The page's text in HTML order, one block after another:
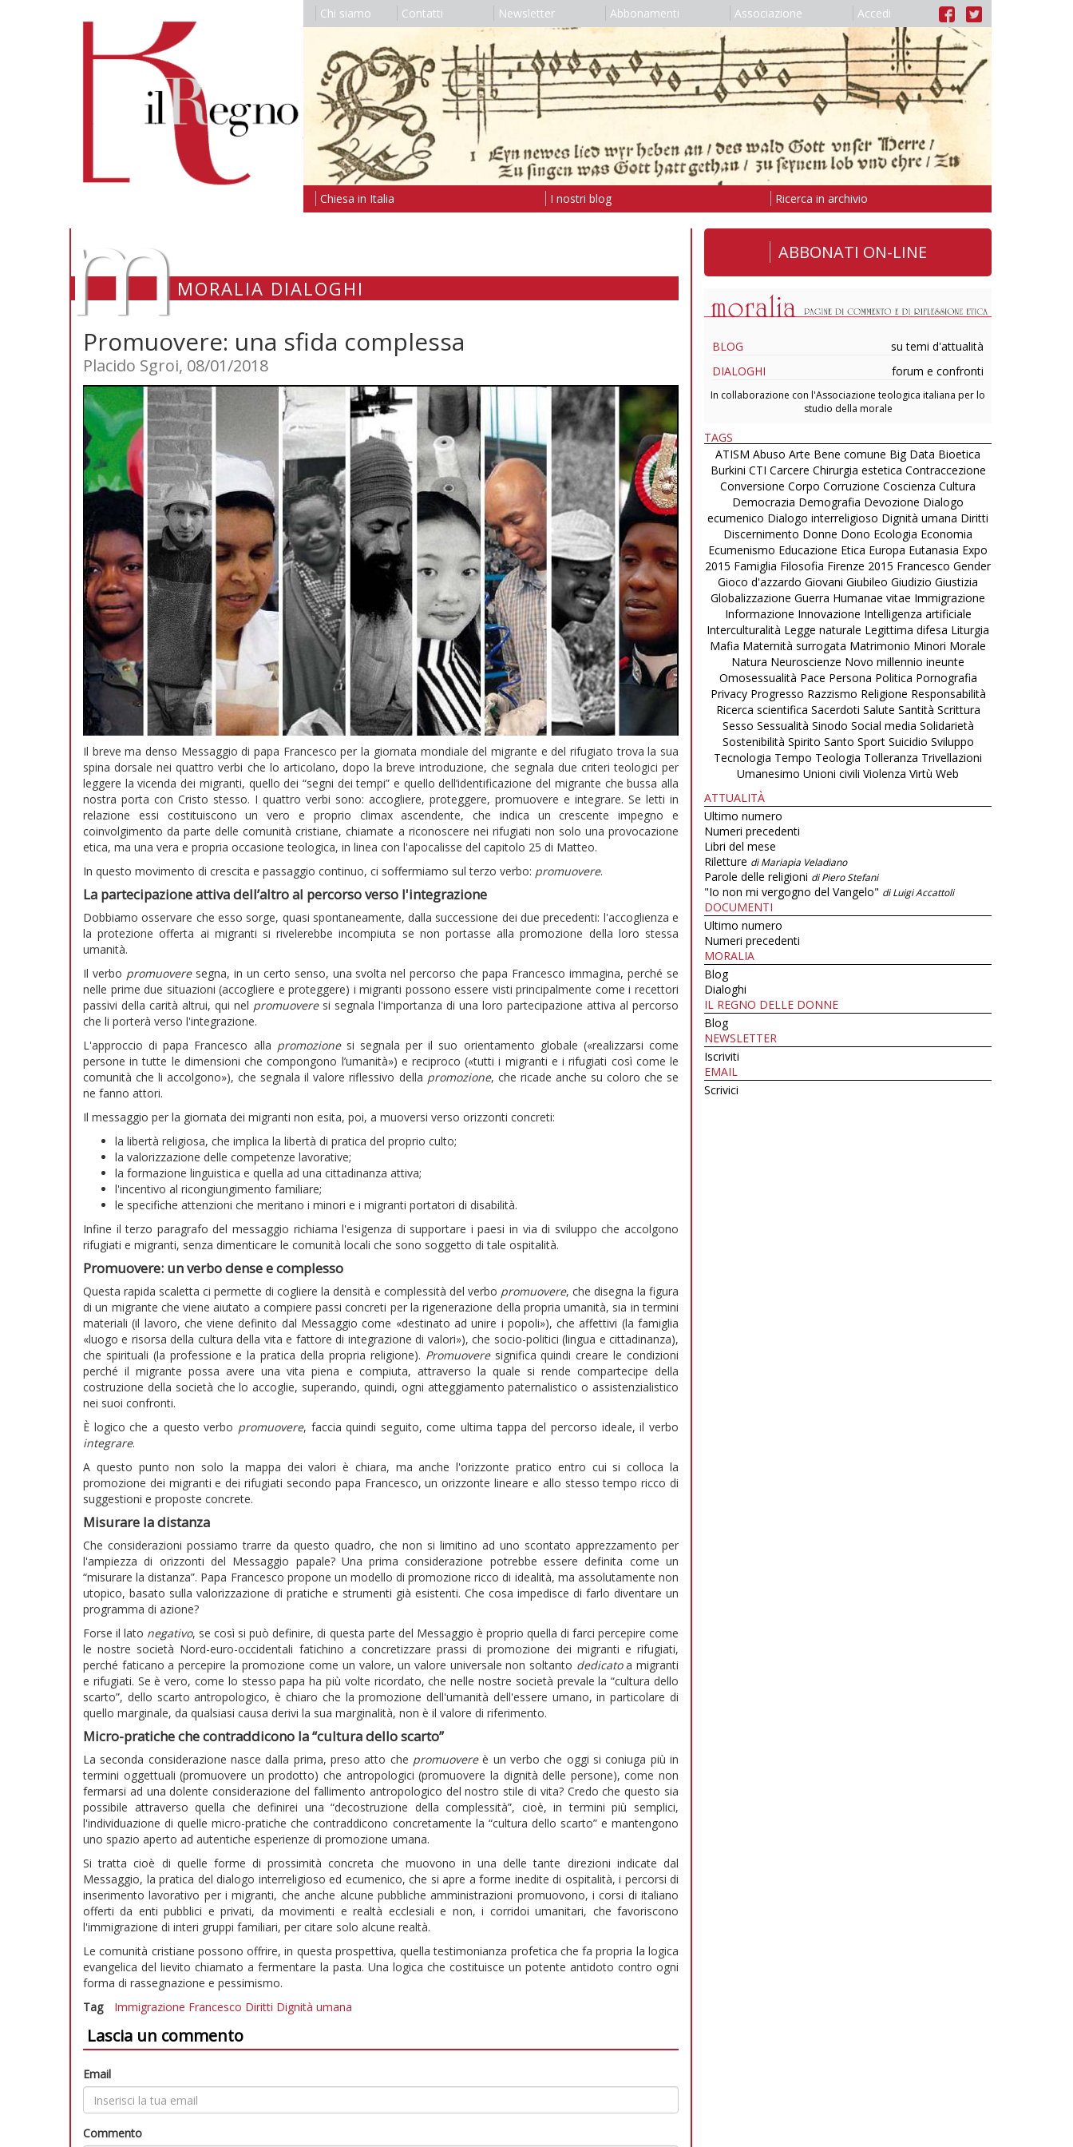
Chi siamo Contatti Newsletter Abbonamenti Associazione Accedi
Chiesa in Italia I nostri blog Ricerca in archivio
mMORALIA DIALOGHI
Promuovere: una sfida complessa
Placido Sgroi, 08/01/2018
Il breve ma denso Messaggio di papa Francesco per la giornata mondiale del migrante e del rifugiato trova la sua
spina dorsale nei quattro verbi che lo articolano, dopo la breve introduzione, che segnala due criteri teologici per
leggere la vicenda dei migranti, quello dei “segni dei tempi” e quello dell’identificazione del migrante che bussa alla
nostra porta con Cristo stesso. I quattro verbi sono: accogliere, proteggere, promuovere e integrare. Se letti in
relazione essi costituiscono un vero e proprio climax ascendente, che indica un crescente impegno e
coinvolgimento da parte delle comunità cristiane, chiamate a riconoscere nei rifugiati non solo una provocazione
etica, ma una vera e propria occasione teologica, in linea con l'apocalisse del capitolo 25 di Matteo.
In questo movimento di crescita e passaggio continuo, ci soffermiamo sul terzo verbo: promuovere.
La partecipazione attiva dell’altro al percorso verso l'integrazione
Dobbiamo osservare che esso sorge, quasi spontaneamente, dalla successione dei due precedenti: l'accoglienza e
la protezione offerta ai migranti si rivelerebbe incompiuta se non portasse alla promozione della loro stessa
umanità.
Il verbo promuoveresegna, in un certo senso, una svolta nel percorso che papa Francesco immagina, perché se
nelle prime due situazioni (accogliere e proteggere) i migranti possono essere visti principalmente come i recettori
passivi della carità altrui, qui nel promuoveresi segnala l'importanza di una loro partecipazione attiva al percorso
che li porterà verso l'integrazione.
L'approccio di papa Francesco alla promozionesi segnala per il suo orientamento globale («realizzarsi come
persone in tutte le dimensioni che compongono l’umanità») e reciproco («tutti i migranti e i rifugiati così come le
comunità che li accolgono»), che segnala il valore riflessivo della promozione, che ricade anche su coloro che se
ne fanno attori.
Il messaggio per la giornata dei migranti non esita, poi, a muoversi verso orizzonti concreti:
la libertà religiosa, che implica la libertà di pratica del proprio culto;
la valorizzazione delle competenze lavorative;
la formazione linguistica e quella ad una cittadinanza attiva;
l'incentivo al ricongiungimento familiare;
le specifiche attenzioni che meritano i minori e i migranti portatori di disabilità.
Infine il terzo paragrafo del messaggio richiama l'esigenza di supportare i paesi in via di sviluppo che accolgono
rifugiati e migranti, senza dimenticare le comunità locali che sono soggetto di tale ospitalità.
Promuovere: un verbo dense e complesso
Questa rapida scaletta ci permette di cogliere la densità e complessità del verbo promuovere, che disegna la figura
di un migrante che viene aiutato a compiere passi concreti per la rigenerazione della propria umanità, sia in termini
materiali (il lavoro, che viene definito dal Messaggio come «destinato ad unire i popoli»), che affettivi (la famiglia
«luogo e risorsa della cultura della vita e fattore di integrazione di valori»), che socio-politici (lingua e cittadinanza),
che spirituali (la professione e la pratica della propria religione). Promuoveresignifica quindi creare le condizioni
perché il migrante possa avere una vita piena e compiuta, attraverso la quale si rende compartecipe della
costruzione della società che lo accoglie, superando, quindi, ogni atteggiamento paternalistico o assistenzialistico
nei suoi confronti.
È logico che a questo verbo promuovere, faccia quindi seguito, come ultima tappa del percorso ideale, il verbo
integrare.
A questo punto non solo la mappa dei valori è chiara, ma anche l'orizzonte pratico entro cui si colloca la
promozione dei migranti e dei rifugiati secondo papa Francesco, un orizzonte lineare e allo stesso tempo ricco di
suggestioni e proposte concrete.
Misurare la distanza
Che considerazioni possiamo trarre da questo quadro, che non si limitino ad uno scontato apprezzamento per
l'ampiezza di orizzonti del Messaggio papale? Una prima considerazione potrebbe essere definita come un
“misurare la distanza”. Papa Francesco propone un modello di promozione ricco di idealità, ma assolutamente non
utopico, basato sulla valorizzazione di pratiche e strumenti già esistenti. Che cosa impedisce di farlo diventare un
programma di azione?
Forse il lato negativo, se così si può definire, di questa parte del Messaggio è proprio quella di farci percepire come
le nostre società Nord-euro-occidentali fatichino a concretizzare prassi di promozione dei migranti e rifugiati,
perché faticano a percepire la promozione come un valore, un valore universale non soltanto dedicatoa migranti
e rifugiati. Se è vero, come lo stesso papa ha più volte ricordato, che nelle nostre società prevale la “cultura dello
scarto”, dello scarto antropologico, è chiaro che la promozione dell'umanità dell'essere umano, in particolare di
quello marginale, da qualsiasi causa derivi la sua marginalità, non è il valore di riferimento.
Micro-pratiche che contraddicono la “cultura dello scarto”
La seconda considerazione nasce dalla prima, preso atto che promuovereè un verbo che oggi si coniuga più in
termini oggettuali (promuovere un prodotto) che antropologici (promuovere la dignità delle persone), come non
fermarsi ad una dolente considerazione del fallimento antropologico del nostro stile di vita? Credo che questo sia
possibile attraverso quella che definirei una “decostruzione della complessità”, cioè, in termini più semplici,
l'individuazione di quelle micro-pratiche che contraddicono concretamente la “cultura dello scarto” e mantengono
uno spazio aperto ad autentiche esperienze di promozione umana.
Si tratta cioè di quelle forme di prossimità concreta che muovono in una delle tante direzioni indicate dal
Messaggio, la pratica del dialogo interreligioso ed ecumenico, che si apre a forme inedite di ospitalità, i percorsi di
inserimento lavorativo per i migranti, che anche alcune pubbliche amministrazioni promuovono, i corsi di italiano
offerti da enti pubblici e privati, da movimenti e realtà ecclesiali e non, i corridoi umanitari, che favoriscono
l'immigrazione di interi gruppi familiari, per citare solo alcune realtà.
Le comunità cristiane possono offrire, in questa prospettiva, quella testimonianza profetica che fa propria la logica
evangelica del lievito chiamato a fermentare la pasta. Una logica che costituisce un potente antidoto contro ogni
forma di rassegnazione e pessimismo.
Tag
Immigrazione Francesco Diritti Dignità umana
Lascia un commento
Email
Commento
ABBONATI ON-LINE
BLOG
su temi d'attualità
DIALOGHI
forum e confronti
In collaborazione con l'Associazione teologica italiana per lo
studio della morale
TAGS
ATISM Abuso Arte Bene comune Big Data Bioetica
Burkini CTI Carcere Chirurgia estetica Contraccezione
Conversione Corpo Corruzione Coscienza Cultura
Democrazia Demografia Devozione Dialogo
ecumenico Dialogo interreligioso Dignità umana Diritti
Discernimento Donne Dono Ecologia Economia
Ecumenismo Educazione Etica Europa Eutanasia Expo
2015 Famiglia Filosofia Firenze 2015 Francesco Gender
Gioco d'azzardo Giovani Giubileo Giudizio Giustizia
Globalizzazione Guerra Humanae vitae Immigrazione
Informazione Innovazione Intelligenza artificiale
Interculturalità Legge naturale Legittima difesa Liturgia
Mafia Maternità surrogata Matrimonio Minori Morale
Natura Neuroscienze Novo millennio ineunte
Omosessualità Pace Persona Politica Pornografia
Privacy Progresso Razzismo Religione Responsabilità
Ricerca scientifica Sacerdoti Salute Santità Scrittura
Sesso Sessualità Sinodo Social media Solidarietà
Sostenibilità Spirito Santo Sport Suicidio Sviluppo
Tecnologia Tempo Teologia Tolleranza Trivellazioni
Umanesimo Unioni civili Violenza Virtù Web
ATTUALITÀ
Ultimo numero
Numeri precedenti
Libri del mese
Riletture di Mariapia Veladiano
Parole delle religioni di Piero Stefani
"Io non mi vergogno del Vangelo" di Luigi Accattoli
DOCUMENTI
Ultimo numero
Numeri precedenti
MORALIA
Blog
Dialoghi
IL REGNO DELLE DONNE
Blog
NEWSLETTER
Iscriviti
EMAIL
Scrivici